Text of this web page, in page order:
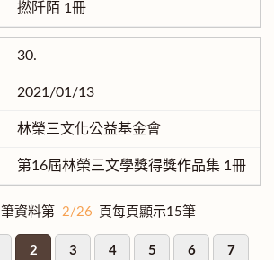
撚阡陌 1冊
30.
2021/01/13
林榮三文化公益基金會
第16屆林榮三文學獎得獎作品集 1冊
筆資料第 2/26 頁每頁顯示15筆
2 3 4 5 6 7